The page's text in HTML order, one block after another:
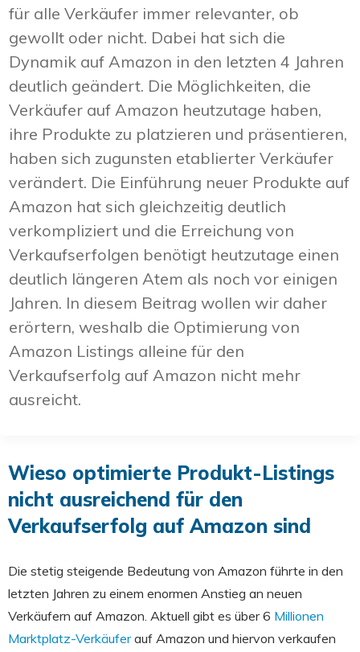
für alle Verkäufer immer relevanter, ob
gewollt oder nicht. Dabei hat sich die
Dynamik auf Amazon in den letzten 4 Jahren
deutlich geändert. Die Möglichkeiten, die
Verkäufer auf Amazon heutzutage haben,
ihre Produkte zu platzieren und präsentieren,
haben sich zugunsten etablierter Verkäufer
verändert. Die Einführung neuer Produkte auf
Amazon hat sich gleichzeitig deutlich
verkompliziert und die Erreichung von
Verkaufserfolgen benötigt heutzutage einen
deutlich längeren Atem als noch vor einigen
Jahren. In diesem Beitrag wollen wir daher
erörtern, weshalb die Optimierung von
Amazon Listings alleine für den
Verkaufserfolg auf Amazon nicht mehr
ausreicht.
Wieso optimierte Produkt-Listings
nicht ausreichend für den
Verkaufserfolg auf Amazon sind
Die stetig steigende Bedeutung von Amazon führte in den
letzten Jahren zu einem enormen Anstieg an neuen
Verkäufern auf Amazon. Aktuell gibt es über 6 Millionen
Marktplatz-Verkäuferauf Amazon und hiervon verkaufen